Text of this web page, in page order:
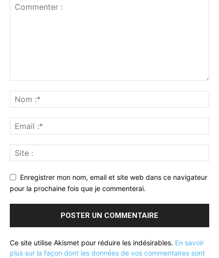
Enregistrer mon nom, email et site web dans ce navigateur
pour la prochaine fois que je commenterai.
Ce site utilise Akismet pour réduire les indésirables. En savoir
plus sur la façon dont les données de vos commentaires sont